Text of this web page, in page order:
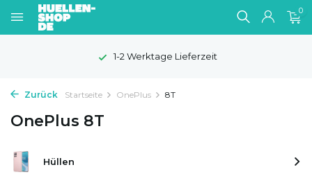
0
1-2 Werktage Lieferzeit
Zurück Startseite OnePlus 8T
OnePlus 8T
Hüllen